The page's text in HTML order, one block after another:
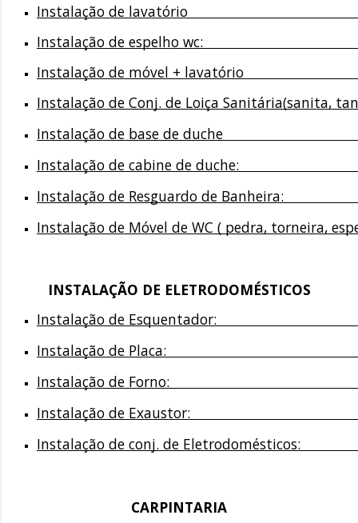
Instalação de lavatório
Instalação de espelho wc:
Instalação de móvel + lavatório
Instalação de Conj. de Loiça Sanitária(sanita,
Instalação de base de duche
Instalação de cabine de duche:
Instalação de Resguardo de Banheira:
Instalação de Móvel de WC ( pedra, torneira, espelho):
INSTALAÇÃO DE ELETRODOMÉSTICOS
Instalação de Esquentador:
Instalação de Placa:
Instalação de Forno:
Instalação de Exaustor:
Instalação de conj. de Eletrodomésticos:
CARPINTARIA